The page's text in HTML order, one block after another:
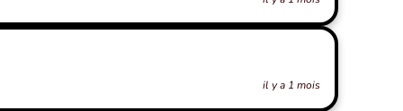
il y a 1 mois